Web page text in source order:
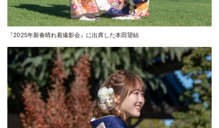
『2025年新春晴れ着撮影会』に出席した本田望結